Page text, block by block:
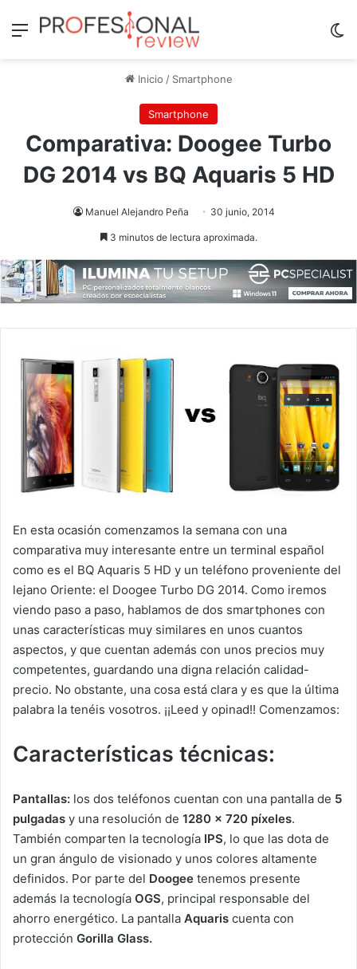
Menú
Inicio / Smartphone
Smartphone
Comparativa: Doogee Turbo
DG 2014 vs BQ Aquaris 5 HD
Manuel Alejandro Peña 30 junio, 2014
3 minutos de lectura aproximada.
En esta ocasión comenzamos la semana con una
comparativa muy interesante entre un terminal español
como es el BQ Aquaris 5 HD y un teléfono proveniente del
lejano Oriente: el Doogee Turbo DG 2014. Como iremos
viendo paso a paso, hablamos de dos smartphones con
unas características muy similares en unos cuantos
aspectos, y que cuentan además con unos precios muy
competentes, guardando una digna relación calidad-
precio. No obstante, una cosa está clara y es que la última
palabra la tenéis vosotros. ¡¡Leed y opinad!! Comenzamos:
Características técnicas:
Pantallas: los dos teléfonos cuentan con una pantalla de 5
pulgadas y una resolución de 1280 x 720 píxeles.
También comparten la tecnología IPS, lo que las dota de
un gran ángulo de visionado y unos colores altamente
definidos. Por parte del Doogee tenemos presente
además la tecnología OGS, principal responsable del
ahorro energético. La pantalla Aquaris cuenta con
protección Gorilla Glass.